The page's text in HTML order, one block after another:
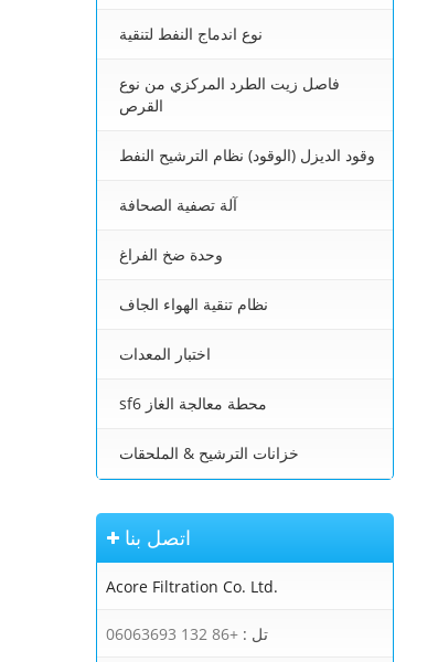
نوع اندماج النفط لتنقية
فاصل زيت الطرد المركزي من نوع
القرص
وقود الديزل (الوقود) نظام الترشيح النفط
آلة تصفية الصحافة
وحدة ضخ الفراغ
نظام تنقية الهواء الجاف
اختبار المعدات
sf6 محطة معالجة الغاز
خزانات الترشيح & الملحقات
اتصل بنا
Acore Filtration Co. Ltd.
تل : +86 132 06063693